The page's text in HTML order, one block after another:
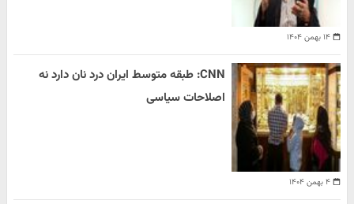
۱۴ بهمن ۱۴۰۴
۴ بهمن ۱۴۰۴
CNN: طبقه متوسط ایران درد نان دارد نه
اصلاحات سیاسی